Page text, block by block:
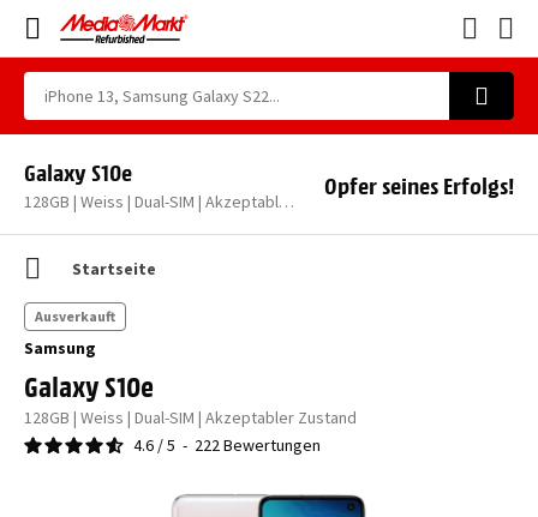
Galaxy S10e
128GB | Weiss | Dual-SIM | Akzeptabler Zustand
Opfer seines Erfolgs!
Startseite
Samsung
Galaxy S10e
128GB | Weiss | Dual-SIM | Akzeptabler Zustand
4.6 /5 - 222Bewertungen
Ausverkauft